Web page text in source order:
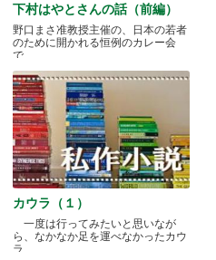
下村はやとさんの話（前編）
野口まさ准教授主催の、日本の若者
のために開かれる恒例のカレー会
で.....
カウラ（１）
一度は行ってみたいと思いなが
ら、なかなか足を運べなかったカウ
ラ.....